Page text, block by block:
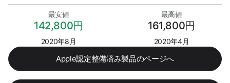
最安値
142,800円
2020年8月
最高値
161,800円
2020年4月
Apple認定整備済み製品のページへ